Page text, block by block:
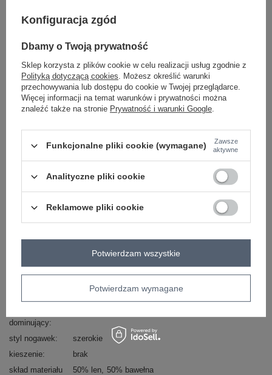
fuksjowy
One size
Zobacz wszystkie kolory (+1)
ZALOGUJ SIĘ I ZOBACZ CENĘ
+48 601 547 740
skład materiału : 50% len, 50% bawełna
sposób prania : pranie w pralce w 30°C
DHJ-SN-5536.34X
Marka
ITALY MODA
dominujący
styl nogawek
szerokie
kieszenie
brak
skład materiału
50% len 50% bawełna
Konfiguracja zgód
Dbamy o Twoją prywatność
Sklep korzysta z plików cookie w celu realizacji usług zgodnie z
Polityką dotyczącą cookies. Możesz określić warunki
przechowywania lub dostępu do cookie w Twojej przeglądarce.
Więcej informacji na temat warunków i prywatności można
znaleźć także na stronie Prywatność i warunki Google.
Funkcjonalne pliki cookie (wymagane)
Zawsze
aktywne
Analityczne pliki cookie
Reklamowe pliki cookie
Potwierdzam wymagane
Potwierdzam wszystkie